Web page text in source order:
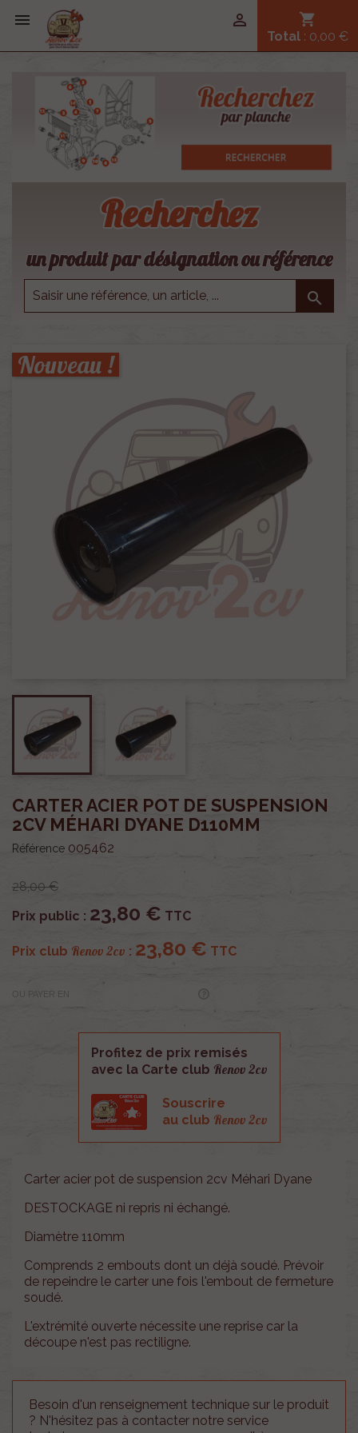
 shopping_cart
Total : 0,00 €

Recherchez
un produit par désignation ou référence

Nouveau !
CARTER ACIER POT DE SUSPENSION
2CV MÉHARI DYANE D110MM
Référence 005462
28,00 €
Prix public : 23,80 € TTC
Prix club Renov 2cv : 23,80 € TTC
OU PAYER EN
Profitez de prix remisés
avec la Carte club Renov 2cv
Souscrire
au club Renov 2cv
Carter acier pot de suspension 2cv Méhari Dyane
DESTOCKAGE ni repris ni échangé.
Diamètre 110mm
Comprends 2 embouts dont un déjà soudé. Prévoir
de repeindre le carter une fois l'embout de fermeture
soudé.
L'extrémité ouverte nécessite une reprise car la
découpe n'est pas rectiligne.
Besoin d'un renseignement technique sur le produit
? N'hésitez pas à contacter notre service